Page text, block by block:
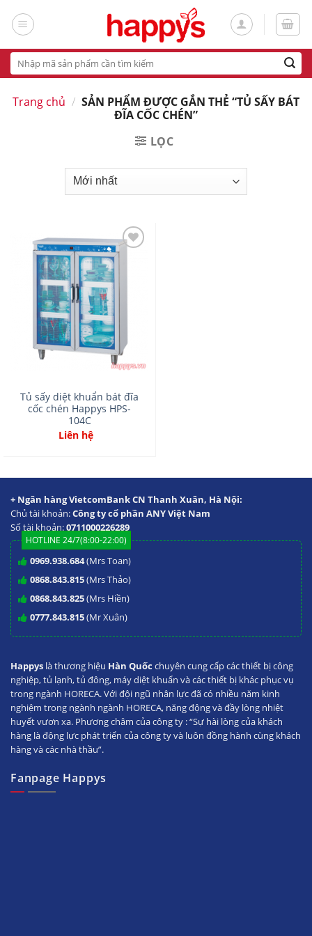
Tìm
kiếm:
Trang chủ / SẢN PHẨM ĐƯỢC GẮN THẺ “TỦ SẤY BÁT
ĐĨA CỐC CHÉN”
LỌC
Tủ sấy diệt khuẩn bát đĩa
cốc chén Happys HPS-
104C
Liên hệ
+ Ngân hàng VietcomBank CN Thanh Xuân, Hà Nội:
Chủ tài khoản:Công ty cổ phần ANY Việt Nam
Số tài khoản:0711000226289
HOTLINE 24/7(8:00-22:00)
0969.938.684(Mrs Toan)
0868.843.815(Mrs Thảo)
0868.843.825(Mrs Hiền)
0777.843.815(Mr Xuân)
Happys là thương hiệu Hàn Quốc chuyên cung cấp các thiết bị công
nghiệp, tủ lạnh, tủ đông, máy diệt khuẩn và các thiết bị khác phục vụ
trong ngành HORECA. Với đội ngũ nhân lực đã có nhiều năm kinh
nghiệm trong ngành ngành HORECA, năng động và đầy lòng nhiệt
huyết vươn xa. Phương châm của công ty : “Sự hài lòng của khách
hàng là động lực phát triển của công ty và luôn đồng hành cùng khách
hàng và các nhà thầu”.
Fanpage Happys